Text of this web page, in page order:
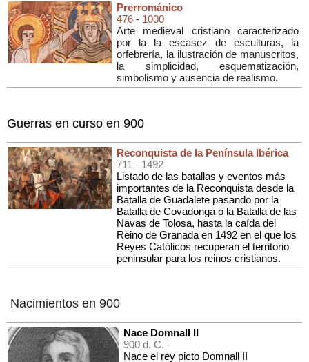
Prerrománico
476 - 1000
Arte medieval cristiano caracterizado
por la la escasez de esculturas, la
orfebrería, la ilustración de manuscritos,
la simplicidad, esquematización,
simbolismo y ausencia de realismo.
Guerras en curso en 900
Reconquista de la Península Ibérica
711 - 1492
Listado de las batallas y eventos más
importantes de la Reconquista desde la
Batalla de Guadalete pasando por la
Batalla de Covadonga o la Batalla de las
Navas de Tolosa, hasta la caída del
Reino de Granada en 1492 en el que los
Reyes Católicos recuperan el territorio
peninsular para los reinos cristianos.
Nacimientos en 900
Nace Domnall II
900 d. C. -
Nace el rey picto Domnall II